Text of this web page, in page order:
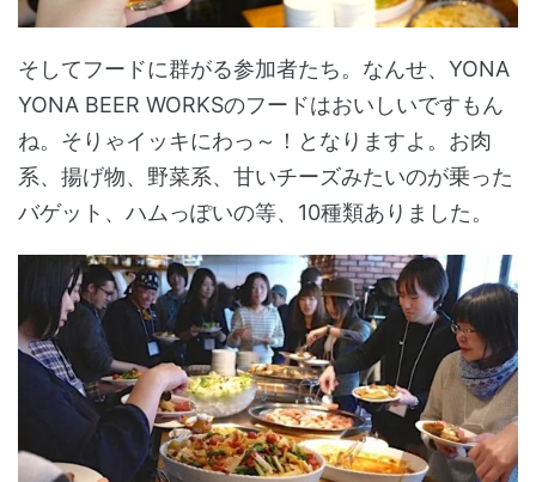
そしてフードに群がる参加者たち。なんせ、YONA
YONA BEER WORKSのフードはおいしいですもん
ね。そりゃイッキにわっ～！となりますよ。お肉
系、揚げ物、野菜系、甘いチーズみたいのが乗った
バゲット、ハムっぽいの等、10種類ありました。